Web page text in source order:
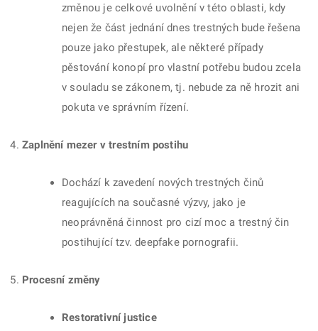
změnou je celkové uvolnění v této oblasti, kdy
nejen že část jednání dnes trestných bude řešena
pouze jako přestupek, ale některé případy
pěstování konopí pro vlastní potřebu budou zcela
v souladu se zákonem, tj. nebude za ně hrozit ani
pokuta ve správním řízení.
Zaplnění mezer v trestním postihu
Dochází k zavedení nových trestných činů
reagujících na současné výzvy, jako je
neoprávněná činnost pro cizí moc a trestný čin
postihující tzv. deepfake pornografii.
Procesní změny
Restorativní justice